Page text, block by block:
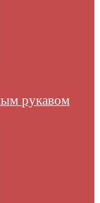
рукавом